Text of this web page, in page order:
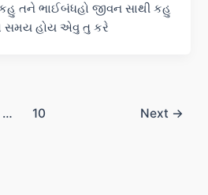
તને ભાઈબંધહો જીવન સાથી કહુ
સમય હોય એવુ તુ કરે
… 10 Next →